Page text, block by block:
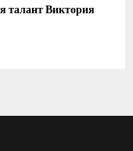
талант Виктория